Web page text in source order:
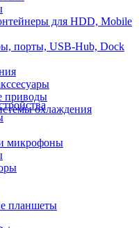
для HDD, Mobile
порты, USB-Hub, Dock
приводы
охлаждения
микрофоны
планшеты